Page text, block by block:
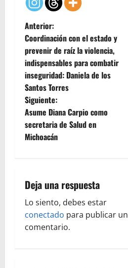
N
a
v
e
g
a
i
ó
n
d
Anterior:
Coordinación con el estado y
prevenir de raíz la violencia,
indispensables para combatir
inseguridad: Daniela de los
Santos Torres
Siguiente:
Asume Diana Carpio como
secretaria de Salud en
Michoacán
Deja una respuesta
Lo siento, debes estar
conectado para publicar un
comentario.